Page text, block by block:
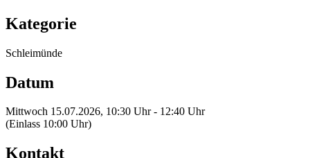
Kategorie
Schleimünde
Datum
Mittwoch 15.07.2026, 10:30 Uhr - 12:40 Uhr
(Einlass 10:00 Uhr)
Kontakt